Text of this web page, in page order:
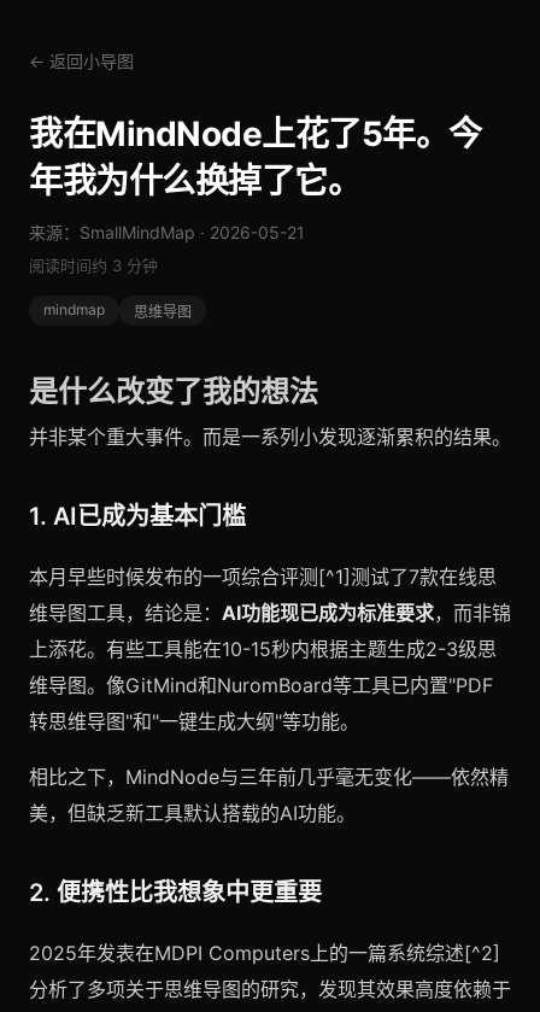
← 返回小导图
我在MindNode上花了5年。今
年我为什么换掉了它。
来源：SmallMindMap · 2026-05-21
阅读时间约 3 分钟
mindmap 思维导图
是什么改变了我的想法
并非某个重大事件。而是一系列小发现逐渐累积的结果。
1. AI已成为基本门槛
本月早些时候发布的一项综合评测[^1]测试了7款在线思
维导图工具，结论是： AI功能现已成为标准要求，而非锦
上添花。有些工具能在10-15秒内根据主题生成2-3级思
维导图。像GitMind和NuromBoard等工具已内置"PDF
转思维导图"和"一键生成大纲"等功能。
相比之下，MindNode与三年前几乎毫无变化——依然精
美，但缺乏新工具默认搭载的AI功能。
2. 便携性比我想象中更重要
2025年发表在MDPI Computers上的一篇系统综述[^2]
分析了多项关于思维导图的研究，发现其效果高度依赖于